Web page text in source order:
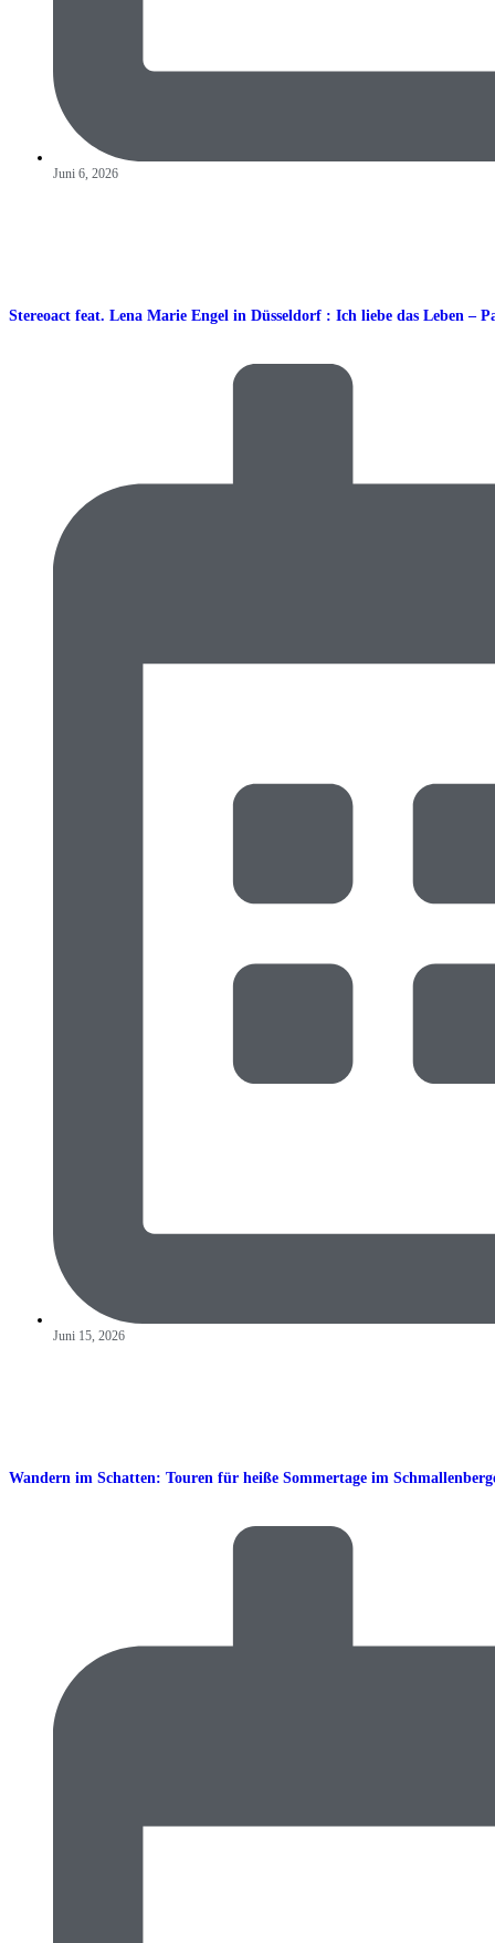
Juni 6, 2026
Stereoact feat. Lena Marie Engel in Düsseldorf : Ich liebe das Leben –
Juni 15, 2026
Wandern im Schatten: Touren für heiße Sommertage im